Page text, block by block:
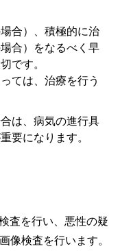
合）、積極的に治
合）をなるべく早
です。
ては、治療を行う
は、病気の進行具
要になります。
査を行い、悪性の疑
像検査を行います。